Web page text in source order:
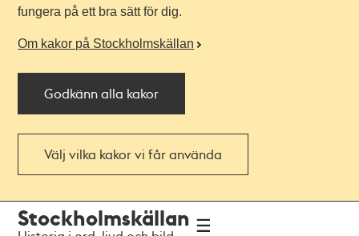
fungera på ett bra sätt för dig.
Om kakor på Stockholmskällan
Godkänn alla kakor
Välj vilka kakor vi får använda
navigationen
huvudinnehållet
Stockholmskällan